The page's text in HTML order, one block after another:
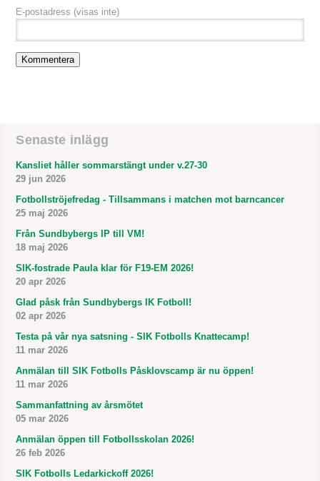
E-postadress (visas inte)
Senaste inlägg
Kansliet håller sommarstängt under v.27-30
29 jun 2026
Fotbollströjefredag - Tillsammans i matchen mot barncancer
25 maj 2026
Från Sundbybergs IP till VM!
18 maj 2026
SIK-fostrade Paula klar för F19-EM 2026!
20 apr 2026
Glad påsk från Sundbybergs IK Fotboll!
02 apr 2026
Testa på vår nya satsning - SIK Fotbolls Knattecamp!
11 mar 2026
Anmälan till SIK Fotbolls Påsklovscamp är nu öppen!
11 mar 2026
Sammanfattning av årsmötet
05 mar 2026
Anmälan öppen till Fotbollsskolan 2026!
26 feb 2026
SIK Fotbolls Ledarkickoff 2026!